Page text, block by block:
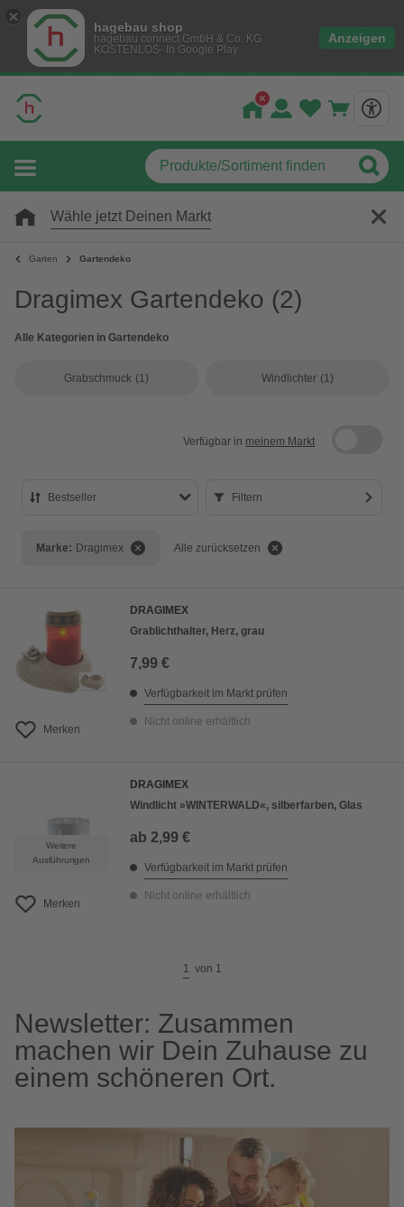
hagebau shop
hagebau connect GmbH & Co. KG
KOSTENLOS- In Google Play
Anzeigen
Wähle jetzt Deinen Markt
Garten Gartendeko
Dragimex Gartendeko (2)
Alle Kategorien in Gartendeko
Grabschmuck (1) Windlichter (1)
Verfügbar in meinem Markt
Bestseller
Bewertung
Filtern
Marke: Dragimex Alle zurücksetzen
Merken
DRAGIMEX
Grablichthalter, Herz, grau
7,99 €
Verfügbarkeit im Markt prüfen
Nicht online erhältlich
Weitere
Ausführungen
Merken
DRAGIMEX
Windlicht »WINTERWALD«, silberfarben, Glas
ab 2,99 €
Verfügbarkeit im Markt prüfen
Nicht online erhältlich
1 von 1
Newsletter: Zusammen
machen wir Dein Zuhause zu
einem schöneren Ort.